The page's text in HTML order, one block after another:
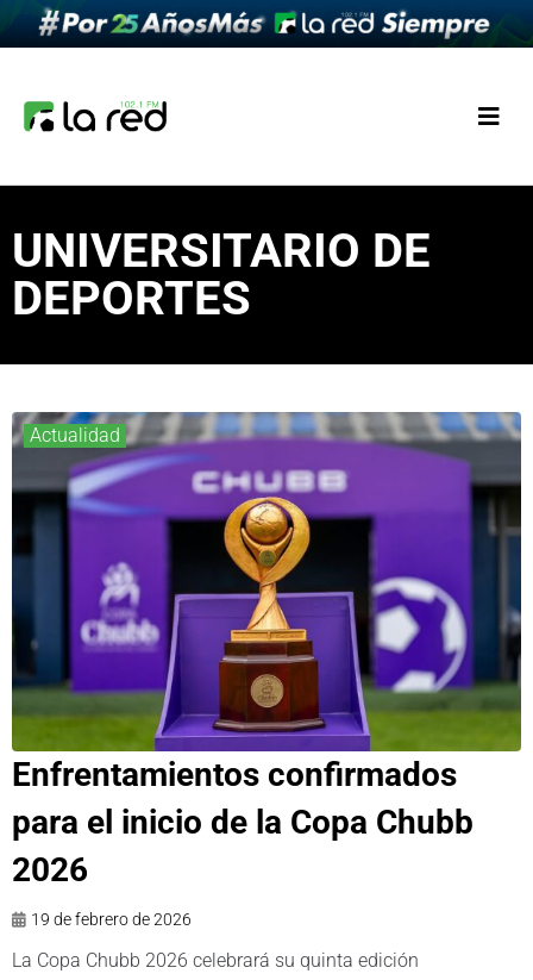
UNIVERSITARIO DE
DEPORTES
Actualidad
Enfrentamientos confirmados
para el inicio de la Copa Chubb
2026
19 de febrero de 2026
La Copa Chubb 2026 celebrará su quinta edición